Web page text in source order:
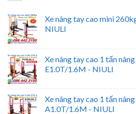
Xe nâng tay cao mini
NIULI
Xe nâng tay cao 1 tấn
E1.0T/1.6M - NIULI
Xe nâng tay cao 1 tấn
A1.0T/1.6M - NIULI